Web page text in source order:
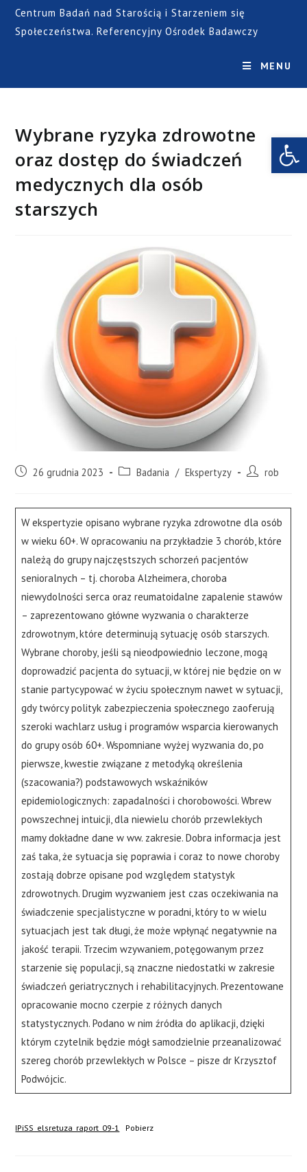
Open toolbar
Centrum Badań nad Starością i Starzeniem się
Społeczeństwa. Referencyjny Ośrodek Badawczy
MENU
Wybrane ryzyka zdrowotne
oraz dostęp do świadczeń
medycznych dla osób
starszych
26 grudnia 2023 Badania / Ekspertyzy rob
W ekspertyzie opisano wybrane ryzyka zdrowotne dla osób
w wieku 60+. W opracowaniu na przykładzie 3 chorób, które
należą do grupy najczęstszych schorzeń pacjentów
senioralnych – tj. choroba Alzheimera, choroba
niewydolności serca oraz reumatoidalne zapalenie stawów
– zaprezentowano główne wyzwania o charakterze
zdrowotnym, które determinują sytuację osób starszych.
Wybrane choroby, jeśli są nieodpowiednio leczone, mogą
doprowadzić pacjenta do sytuacji, w której nie będzie on w
stanie partycypować w życiu społecznym nawet w sytuacji,
gdy twórcy polityk zabezpieczenia społecznego zaoferują
szeroki wachlarz usług i programów wsparcia kierowanych
do grupy osób 60+. Wspomniane wyżej wyzwania do, po
pierwsze, kwestie związane z metodyką określenia
(szacowania?) podstawowych wskaźników
epidemiologicznych: zapadalności i chorobowości. Wbrew
powszechnej intuicji, dla niewielu chorób przewlekłych
mamy dokładne dane w ww. zakresie. Dobra informacja jest
zaś taka, że sytuacja się poprawia i coraz to nowe choroby
zostają dobrze opisane pod względem statystyk
zdrowotnych. Drugim wyzwaniem jest czas oczekiwania na
świadczenie specjalistyczne w poradni, który to w wielu
sytuacjach jest tak długi, że może wpłynąć negatywnie na
jakość terapii. Trzecim wzywaniem, potęgowanym przez
starzenie się populacji, są znaczne niedostatki w zakresie
świadczeń geriatrycznych i rehabilitacyjnych. Prezentowane
opracowanie mocno czerpie z różnych danych
statystycznych. Podano w nim źródła do aplikacji, dzięki
którym czytelnik będzie mógł samodzielnie przeanalizować
szereg chorób przewlekłych w Polsce – pisze dr Krzysztof
Podwójcic.
IPiSS_elsretuza_raport_09-1 Pobierz